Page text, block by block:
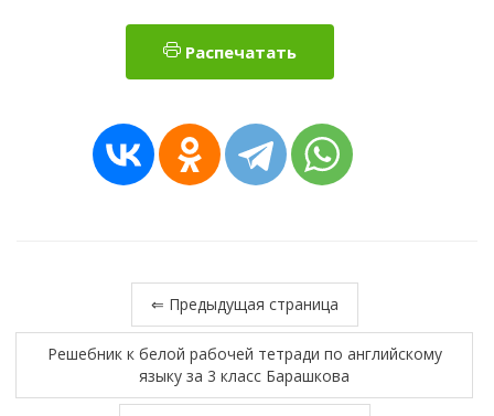
Распечатать
⇐ Предыдущая страница
Решебник к белой рабочей тетради по английскому
языку за 3 класс Барашкова